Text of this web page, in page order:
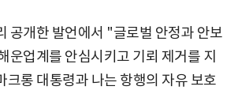
공개한 발언에서 "글로벌 안정과 안보
운업계를 안심시키고 기뢰 제거를 지
롱 대통령과 나는 항행의 자유 보호